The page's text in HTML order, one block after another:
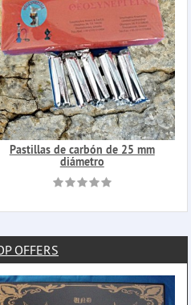
Pastillas de carbón de 25 mm
diámetro
OFFERS